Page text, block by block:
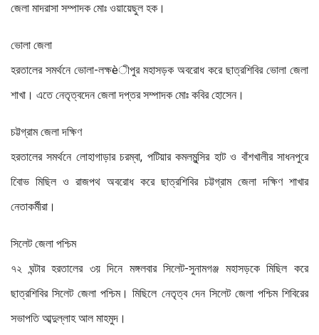
জেলা মাদরাসা সম্পাদক মোঃ ওয়ায়েছুল হক।
ভোলা জেলা
হরতালের সমর্থনে ভোলা-লক্ষèীপুর মহাসড়ক অবরোধ করে ছাত্রশিবির ভোলা জেলা
শাখা। এতে নেতৃত্বদেন জেলা দপ্তর সম্পাদক মোঃ কবির হোসেন।
চট্টগ্রাম জেলা দক্ষিণ
হরতালের সমর্থনে লোহাগাড়ার চরম্বা, পটিয়ার কমলমুন্সির হাট ও বাঁশখালীর সাধনপুরে
বিােভ মিছিল ও রাজপথ অবরোধ করে ছাত্রশিবির চট্টগ্রাম জেলা দক্ষিণ শাখার
নেতাকর্মীরা।
সিলেট জেলা পশ্চিম
৭২ ঘন্টার হরতালের ৩য় দিনে মঙ্গলবার সিলেট-সুনামগঞ্জ মহাসড়কে মিছিল করে
ছাত্রশিবির সিলেট জেলা পশ্চিম। মিছিলে নেতৃত্ব দেন সিলেট জেলা পশ্চিম শিবিরের
সভাপতি আব্দুল্লাহ আল মাহমুদ।